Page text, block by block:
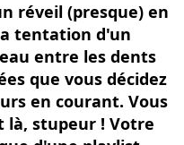
réveil (presque) en
tentation d'un
entre les dents
que vous décidez
en courant. Vous
là, stupeur ! Votre